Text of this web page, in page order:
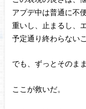
アプデ中は普通に不便
重いし、止まるし、
予定通り終わらない
でも、ずっとそのま
ここが救いだ。